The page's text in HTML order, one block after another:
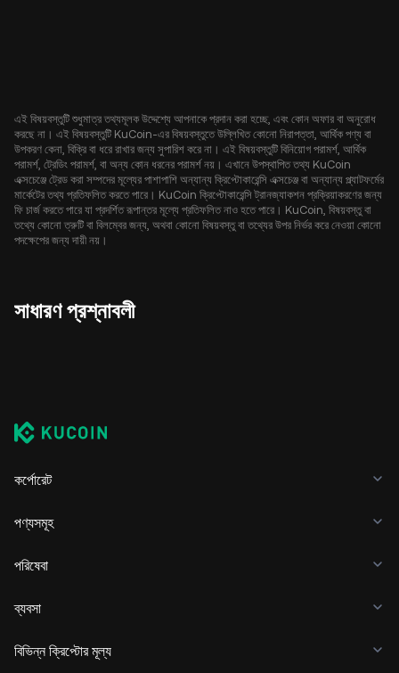
এই বিষয়বস্তুটি শুধুমাত্র তথ্যমূলক উদ্দেশ্যে আপনাকে প্রদান করা হচ্ছে, এবং কোন অফার বা অনুরোধ
করছে না। এই বিষয়বস্তুটি KuCoin-এর বিষয়বস্তুতে উল্লিখিত কোনো নিরাপত্তা, আর্থিক পণ্য বা
উপকরণ কেনা, বিক্রি বা ধরে রাখার জন্য সুপারিশ করে না। এই বিষয়বস্তুটি বিনিয়োগ পরামর্শ, আর্থিক
পরামর্শ, ট্রেডিং পরামর্শ, বা অন্য কোন ধরনের পরামর্শ নয়। এখানে উপস্থাপিত তথ্য KuCoin
এক্সচেঞ্জে ট্রেড করা সম্পদের মূল্যের পাশাপাশি অন্যান্য ক্রিপ্টোকারেন্সি এক্সচেঞ্জ বা অন্যান্য প্ল্যাটফর্মের
মার্কেটের তথ্য প্রতিফলিত করতে পারে। KuCoin ক্রিপ্টোকারেন্সি ট্রানজ্যাকশন প্রক্রিয়াকরণের জন্য
ফি চার্জ করতে পারে যা প্রদর্শিত রূপান্তর মূল্যে প্রতিফলিত নাও হতে পারে। KuCoin, বিষয়বস্তু বা
তথ্যে কোনো ত্রুটি বা বিলম্বের জন্য, অথবা কোনো বিষয়বস্তু বা তথ্যের উপর নির্ভর করে নেওয়া কোনো
পদক্ষেপের জন্য দায়ী নয়।
সাধারণ প্রশ্নাবলী
কর্পোরেট
পণ্যসমূহ
পরিষেবা
ব্যবসা
বিভিন্ন ক্রিপ্টোর মূল্য